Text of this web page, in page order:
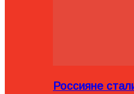
Россияне